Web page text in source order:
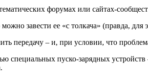
форумах или сайтах-
завести ее «с толкача» (правда,
передачу – и, при условии, что
специальных пуско-зарядных